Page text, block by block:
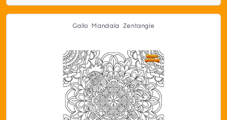
Gallo Mandala Zentangle